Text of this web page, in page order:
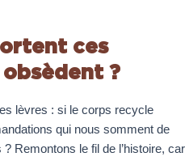
ces
?
lèvres : si le corps recycle
qui nous somment de
Remontons le fil de l’histoire, car